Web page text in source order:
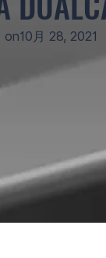
on10月 28, 2021